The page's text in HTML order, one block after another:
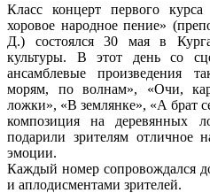
Класс концерт первого
хоровое народное пение»
Д.) состоялся 30 мая в
культуры. В этот день со
ансамблевые произведения
морям, по волнам», «Очи,
ложки», «В землянке», «А брат
композиция на деревянных
подарили зрителям отличное
эмоции.
Каждый номер сопровождался
и аплодисментами зрителей.